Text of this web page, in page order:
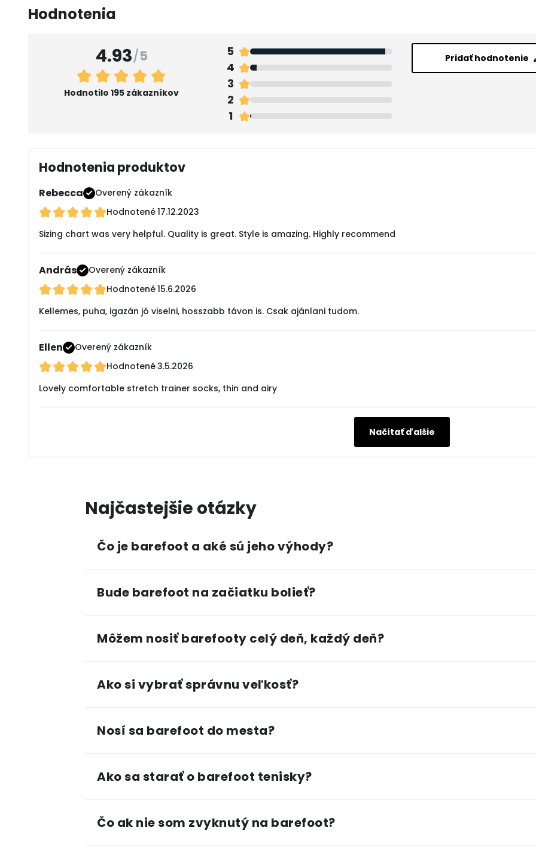
Hodnotenia
4.93/5
Hodnotilo 195 zákazníkov
5
4
3
2
1
Pridať hodnotenie
Hodnotenia produktov
Rebecca
Overený zákazník
Hodnotené17.12.2023
Sizing chart was very helpful. Quality is great. Style is amazing. Highly recommend
András
Overený zákazník
Hodnotené15.6.2026
Kellemes, puha, igazán jó viselni, hosszabb távon is. Csak ajánlani tudom.
Ellen
Overený zákazník
Hodnotené3.5.2026
Lovely comfortable stretch trainer socks, thin and airy
Načítať ďalšie
Najčastejšie otázky
Čo je barefoot a aké sú jeho výhody?
Bude barefoot na začiatku bolieť?
Môžem nosiť barefooty celý deň, každý deň?
Ako si vybrať správnu veľkosť?
Nosí sa barefoot do mesta?
Ako sa starať o barefoot tenisky?
Čo ak nie som zvyknutý na barefoot?